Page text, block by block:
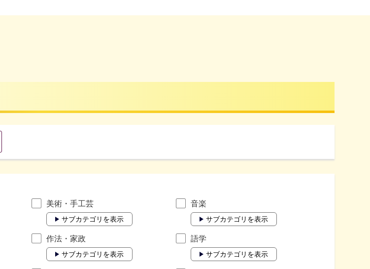
美術・手工芸
サブカテゴリを表示
音楽
サブカテゴリを表示
作法・家政
サブカテゴリを表示
語学
サブカテゴリを表示